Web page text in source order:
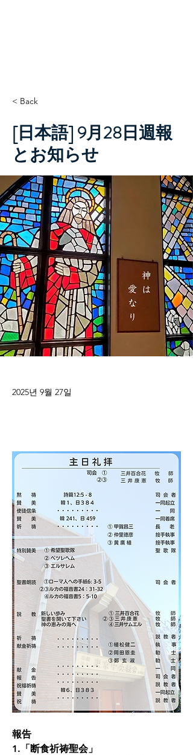
< Back
[日本語] 9月28日週報
とお知らせ
2025년 9월 27일
報告
1.「断食祈祷聖会」